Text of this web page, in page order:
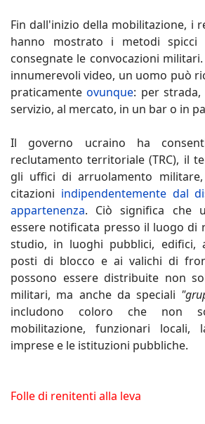
Fin dall'inizio della mobilitazione, i
hanno mostrato i metodi spicci
consegnate le convocazioni
innumerevoli video, un uomo può
praticamenteovunque: per
servizio, al mercato, in un bar o in
Il governo ucraino ha
reclutamento territoriale (TRC), il
gli uffici di arruolamento
citazioni indipendentemente dal
appartenenza. Ciò significa che
essere notificata presso il luogo di
studio, in luoghi pubblici, edifici,
posti di blocco e ai valichi di
possono essere distribuite non
militari, ma anche da speciali
includono coloro che non
mobilitazione, funzionari locali,
imprese e le istituzioni pubbliche.
Folle di renitenti alla leva